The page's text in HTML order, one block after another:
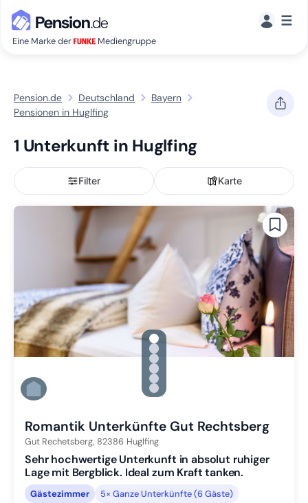
Eine Marke der Mediengruppe
☰
Pension.de Deutschland
Bayern
Pensionen in Huglfing
1 Unterkunft in Huglfing
Filter Karte
gallery.slide_selector
Zu Slide 1 wechseln
Zu Slide 2 wechseln
Zu Slide 3 wechseln
Zu Slide 4 wechseln
Zu Slide 5 wechseln
Zu Slide 6 wechseln
Romantik Unterkünfte Gut Rechtsberg
Gut Rechetsberg, 82386 Huglfing
Sehr hochwertige Unterkunft in absolut ruhiger
Lage mit Bergblick. Ideal zum Kraft tanken.
Gästezimmer
5× Ganze Unterkünfte (6 Gäste)